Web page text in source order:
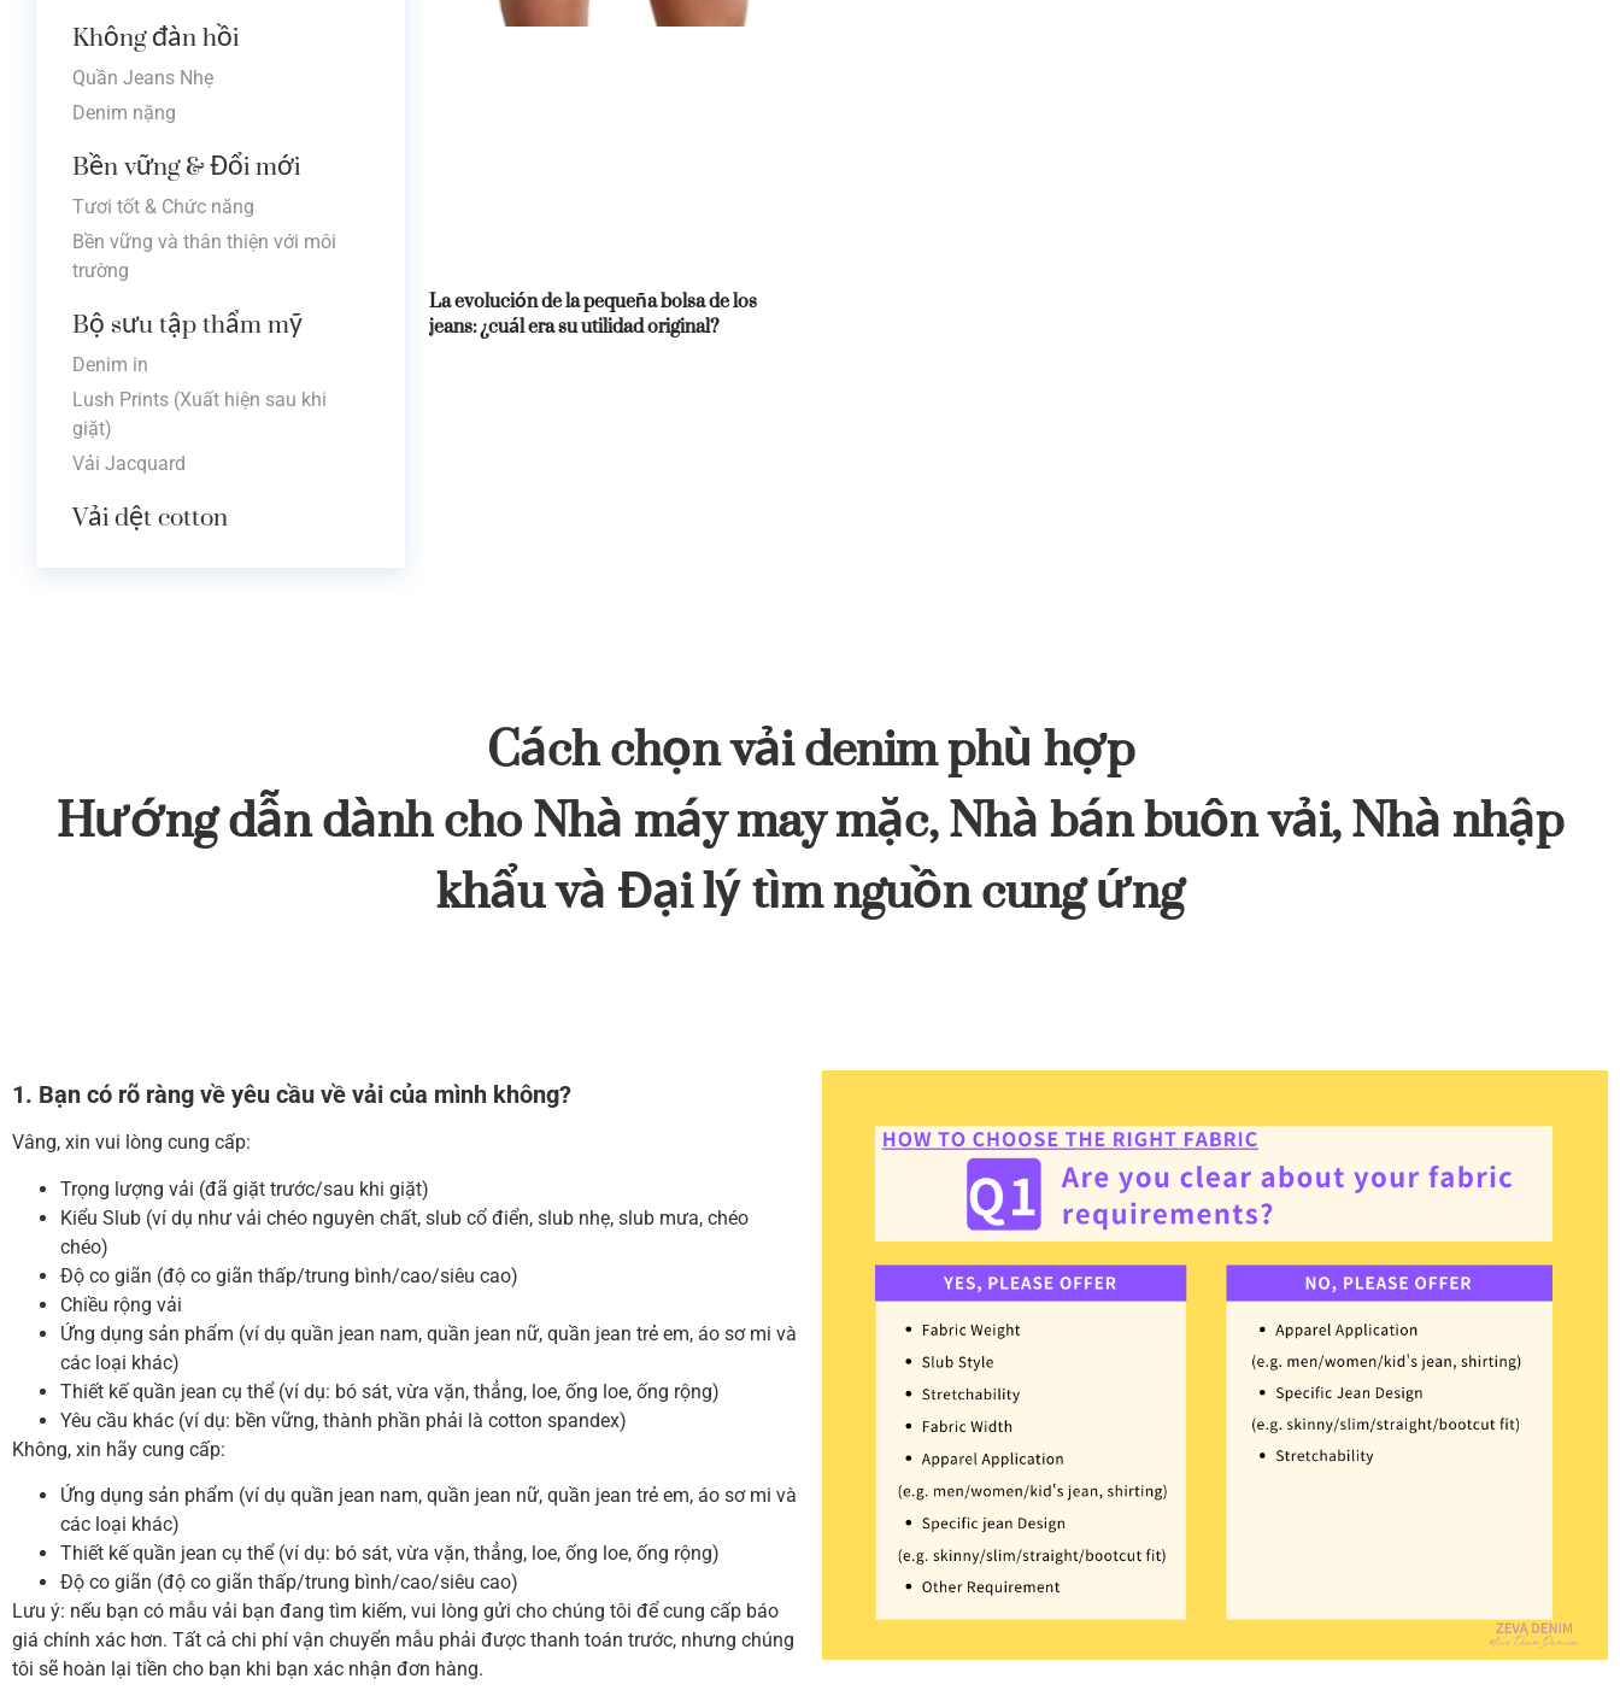
Không đàn hồi
Quần Jeans Nhẹ
Denim nặng
Bền vững & Đổi mới
Tươi tốt & Chức năng
Bền vững và thân thiện với môi
trường
Bộ sưu tập thẩm mỹ
Denim in
Lush Prints (Xuất hiện sau khi
giặt)
Vải Jacquard
Vải dệt cotton
La evolución de la pequeña bolsa de los
jeans: ¿cuál era su utilidad original?
Cách chọn vải denim phù hợp
Hướng dẫn dành cho Nhà máy may mặc, Nhà bán buôn vải, Nhà nhập
khẩu và Đại lý tìm nguồn cung ứng
1. Bạn có rõ ràng về yêu cầu về vải của mình không?
Vâng, xin vui lòng cung cấp:
Trọng lượng vải (đã giặt trước/sau khi giặt)
Kiểu Slub (ví dụ như vải chéo nguyên chất, slub cổ điển, slub nhẹ, slub mưa, chéo
chéo)
Độ co giãn (độ co giãn thấp/trung bình/cao/siêu cao)
Chiều rộng vải
Ứng dụng sản phẩm (ví dụ quần jean nam, quần jean nữ, quần jean trẻ em, áo sơ mi và
các loại khác)
Thiết kế quần jean cụ thể (ví dụ: bó sát, vừa vặn, thẳng, loe, ống loe, ống rộng)
Yêu cầu khác (ví dụ: bền vững, thành phần phải là cotton spandex)
Không, xin hãy cung cấp:
Ứng dụng sản phẩm (ví dụ quần jean nam, quần jean nữ, quần jean trẻ em, áo sơ mi và
các loại khác)
Thiết kế quần jean cụ thể (ví dụ: bó sát, vừa vặn, thẳng, loe, ống loe, ống rộng)
Độ co giãn (độ co giãn thấp/trung bình/cao/siêu cao)
Lưu ý: nếu bạn có mẫu vải bạn đang tìm kiếm, vui lòng gửi cho chúng tôi để cung cấp báo
giá chính xác hơn. Tất cả chi phí vận chuyển mẫu phải được thanh toán trước, nhưng chúng
tôi sẽ hoàn lại tiền cho bạn khi bạn xác nhận đơn hàng.